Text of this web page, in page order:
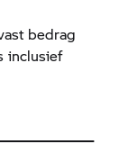
bedrag
inclusief